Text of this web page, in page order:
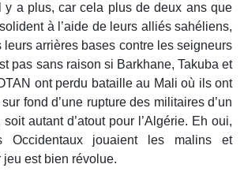
y a plus, car cela plus de deux ans que
à l’aide de leurs alliés sahéliens,
arrières bases contre les seigneurs
pas sans raison si Barkhane, Takuba et
ont perdu bataille au Mali où ils ont
fond d’une rupture des militaires d’un
autant d’atout pour l’Algérie. Eh oui,
Occidentaux jouaient les malins et
est bien révolue.